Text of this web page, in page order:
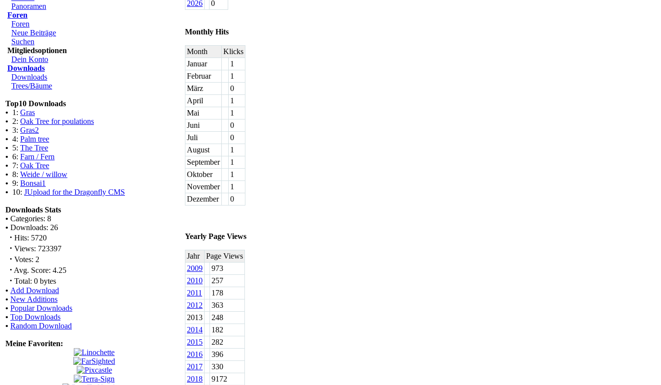
Panoramen
Foren
Foren
Neue Beiträge
Suchen
Mitgliedsoptionen
Dein Konto
Downloads
Downloads
Trees/Bäume
Top10 Downloads
• 1: Gras
• 2: Oak Tree for poulations
• 3: Gras2
• 4: Palm tree
• 5: The Tree
• 6: Farn / Fern
• 7: Oak Tree
• 8: Weide / willow
• 9: Bonsai1
• 10: JUpload for the Dragonfly CMS
Downloads Stats
• Categories: 8
• Downloads: 26
· Hits: 5720
· Views: 723397
· Votes: 2
· Avg. Score: 4.25
· Total: 0 bytes
• Add Download
• New Additions
• Popular Downloads
• Top Downloads
• Random Download
Meine Favoriten:
2026 0
Monthly Hits
Month
Klicks
Januar
1
Februar
1
März
0
April
1
Mai
1
Juni
0
Juli
0
August
1
September
1
Oktober
1
November
1
Dezember
0
Yearly Page Views
Jahr
Page Views
2009
973
2010
257
2011
178
2012
363
2013
248
2014
182
2015
282
2016
396
2017
330
2018
9172